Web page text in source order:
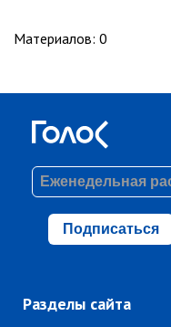
Материалов: 0
Подписаться
Разделы сайта